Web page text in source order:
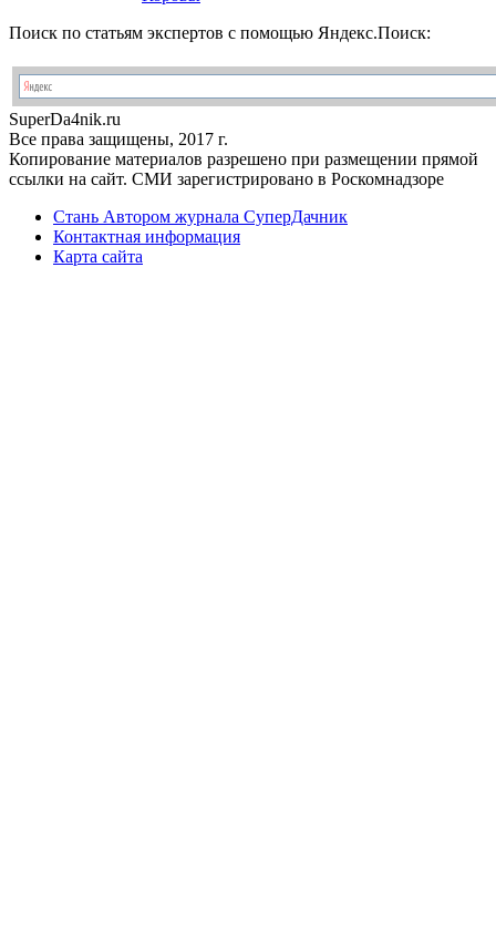
Поиск по статьям экспертов с помощью Яндекс.Поиск:
SuperDa4nik.ru
Все права защищены, 2017 г.
Копирование материалов разрешено при размещении прямой
ссылки на сайт. СМИ зарегистрировано в Роскомнадзоре
Стань Автором журнала СуперДачник
Контактная информация
Карта сайта